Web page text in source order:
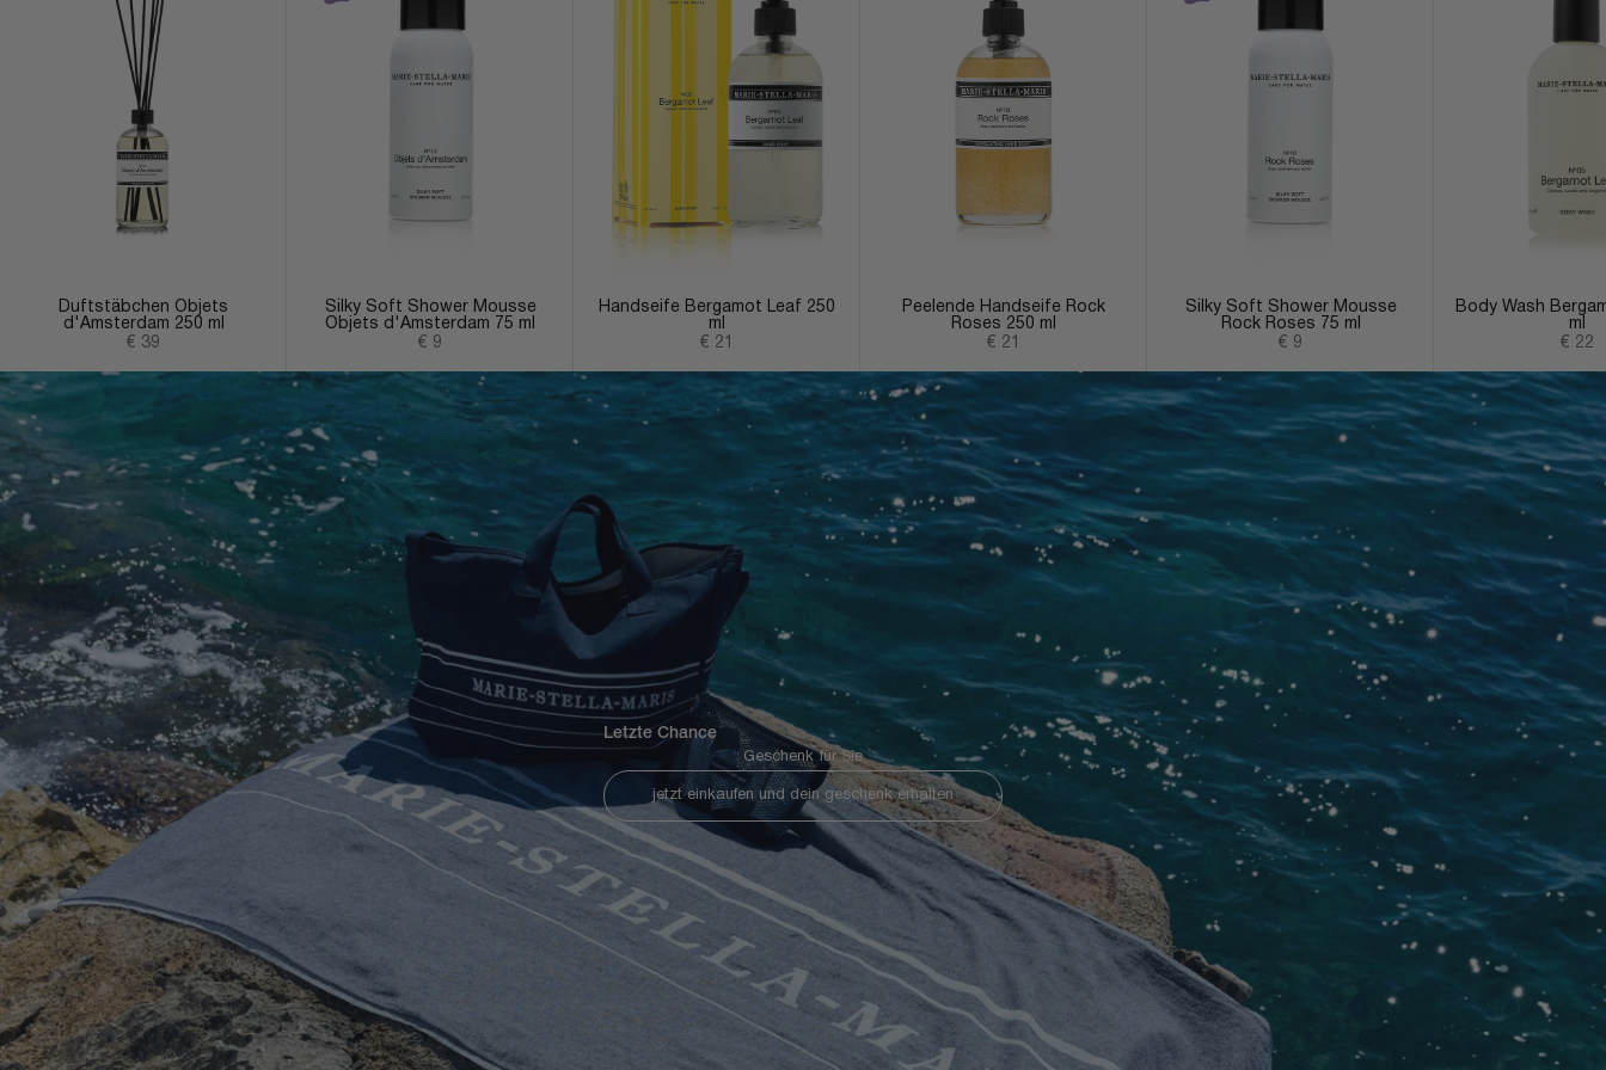
Duftstäbchen Objets
d'Amsterdam 250 ml
Angebot
€ 39
Silky Soft Shower Mousse
Objets d'Amsterdam 75 ml
Angebot
€ 9
Handseife Bergamot Leaf 250
ml
Angebot
€ 21
Peelende Handseife Rock
Roses 250 ml
Angebot
€ 21
Silky Soft Shower Mousse
Rock Roses 75 ml
Angebot
€ 9
Body Wash
ml
€ 22
Letzte Chance
Geschenk für Sie
jetzt einkaufen und dein geschenk erhalten